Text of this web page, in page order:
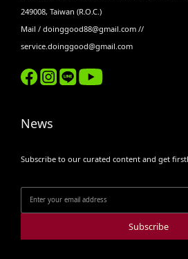
249008, Taiwan (R.O.C.)
Mail / doinggood88@gmail.com //
service.doinggood@gmail.com
News
Subscribe to our curated content and get
Subscribe